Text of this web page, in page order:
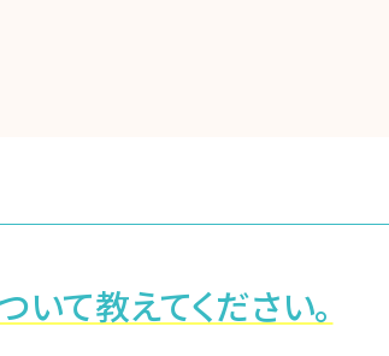
て教えてください。